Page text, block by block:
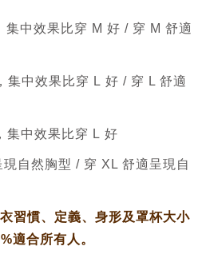
集中效果比穿 M 好 / 穿 M 舒適
集中效果比穿 L 好 / 穿 L 舒適
集中效果比穿 L 好
現自然胸型 / 穿 XL 舒適呈現自
習慣、定義、身形及罩杯大小
適合所有人。